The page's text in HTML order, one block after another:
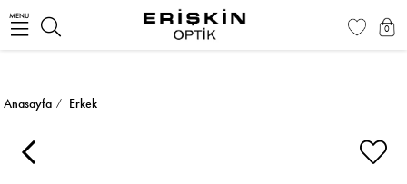
MENU
0
Anasayfa Erkek